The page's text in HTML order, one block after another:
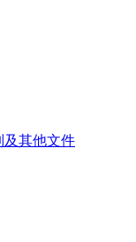
及其他文件